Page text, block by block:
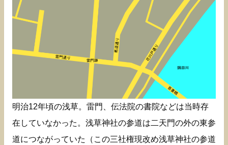
明治12年頃の浅草。雷門、伝法院の書院などは当時存
在していなかった。浅草神社の参道は二天門の外の東参
道につながっていた（この三社権現改め浅草神社の参道